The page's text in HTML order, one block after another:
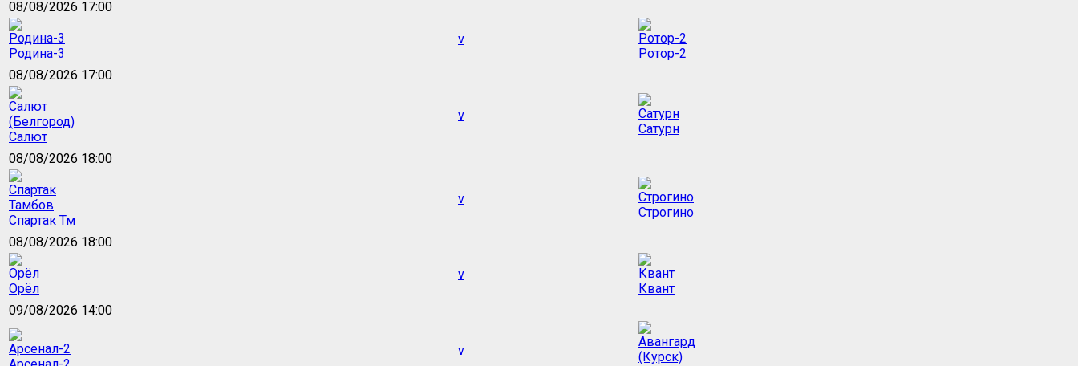
08/08/2026 17:00
Родина-3
v
Ротор-2
08/08/2026 17:00
Салют
v
Сатурн
08/08/2026 18:00
Спартак Тм
v
Строгино
08/08/2026 18:00
Орёл
v
Квант
09/08/2026 14:00
v